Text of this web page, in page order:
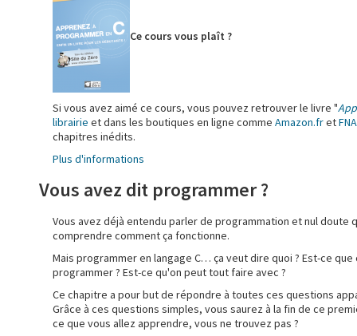
Ce cours vous plaît ?
Si vous avez aimé ce cours, vous pouvez retrouver le livre "
librairie et dans les boutiques en ligne comme Amazon.fret
chapitres inédits.
Plus d'informations
Vous avez dit programmer ?
Vous avez déjà entendu parler de programmation et nul doute
comprendre comment ça fonctionne.
Mais programmer en langage C… ça veut dire quoi ? Est-ce
programmer ? Est-ce qu'on peut tout faire avec ?
Ce chapitre a pour but de répondre à toutes ces questions
Grâce à ces questions simples, vous saurez à la fin de ce
ce que vous allez apprendre, vous ne trouvez pas ?